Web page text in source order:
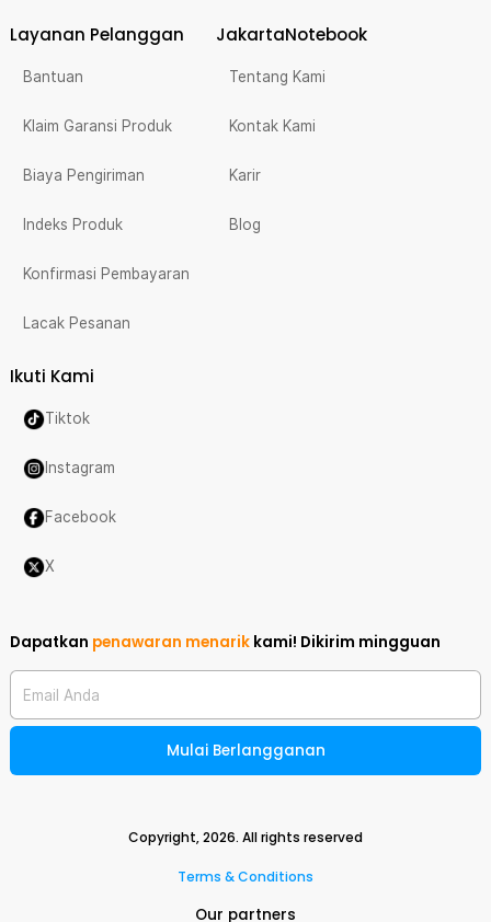
Layanan Pelanggan
Bantuan
Klaim Garansi Produk
Biaya Pengiriman
Indeks Produk
Konfirmasi Pembayaran
Lacak Pesanan
JakartaNotebook
Tentang Kami
Kontak Kami
Karir
Blog
Ikuti Kami
Tiktok
Instagram
Facebook
X
Dapatkan penawaran menarik kami! Dikirim mingguan
Email Anda
Mulai Berlangganan
Copyright,2026. All rights reserved
Terms & Conditions
Our partners